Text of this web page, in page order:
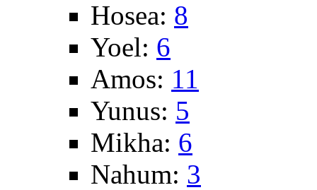
Hosea: 8
Yoel: 6
Amos: 11
Yunus: 5
Mikha: 6
Nahum: 3